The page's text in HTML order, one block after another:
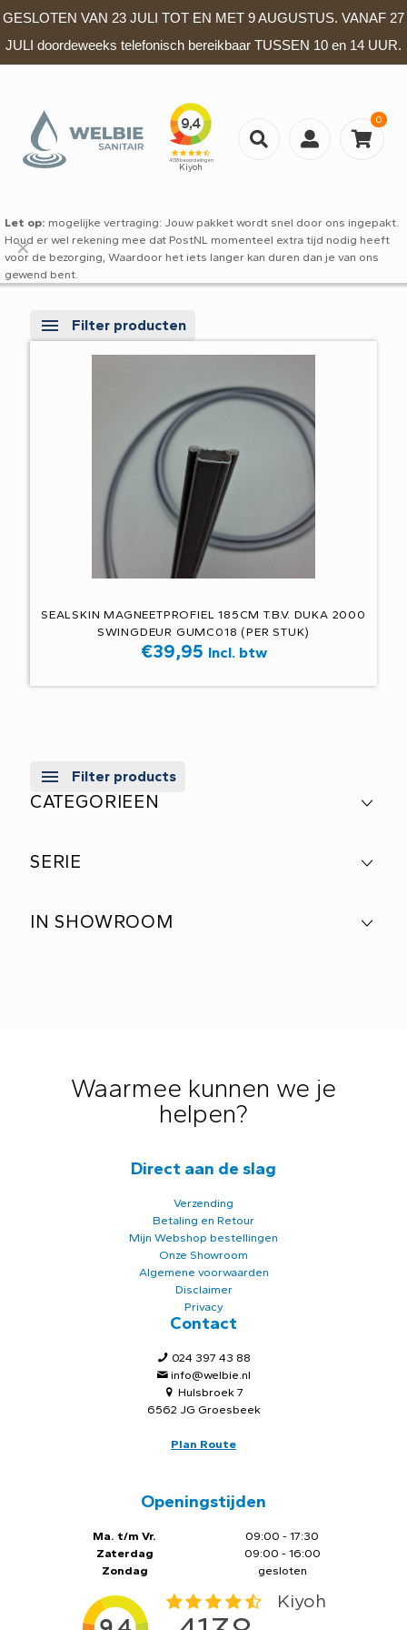
GESLOTEN VAN 23 JULI TOT EN MET 9 AUGUSTUS. VANAF 27
JULI doordeweeks telefonisch bereikbaar TUSSEN 10 en 14 UUR.
0
Let op: mogelijke vertraging: Jouw pakket wordt snel door ons ingepakt.
Houd er wel rekening mee dat PostNL momenteel extra tijd nodig heeft
voor de bezorging, Waardoor het iets langer kan duren dan je van ons
gewend bent.
✕
Filter producten
SEALSKIN MAGNEETPROFIEL 185CM T.B.V. DUKA 2000
SWINGDEUR GUMC018 (PER STUK)
€39,95 Incl. btw
Filter products
CATEGORIEEN
SERIE
IN SHOWROOM
Waarmee kunnen we je
helpen?
Direct aan de slag
Verzending
Betaling en Retour
Mijn Webshop bestellingen
Onze Showroom
Algemene voorwaarden
Disclaimer
Privacy
Contact
024 397 43 88
info@welbie.nl
Hulsbroek 7
6562 JG Groesbeek
Plan Route
Openingstijden
Ma. t/m Vr.
Zaterdag
Zondag
09:00 - 17:30
09:00 - 16:00
gesloten